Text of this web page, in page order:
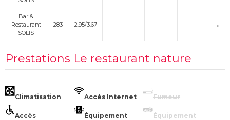
Bar &
Restaurant
SOLIS
283 2.95/3.67 - - - - - -
Prestations Le restaurant nature
Climatisation Accès Internet Fumeur
Accès
Équipement
Équipement